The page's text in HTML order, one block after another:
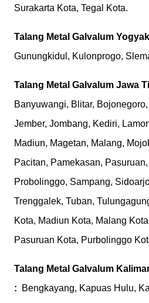
Surakarta Kota, Tegal Kota.
Talang Metal Galvalum
Gunungkidul, Kulonprogo,
Talang Metal Galvalum Jawa
Banyuwangi, Blitar,
Jember, Jombang, Kediri,
Madiun, Magetan, Malang,
Pacitan, Pamekasan,
Probolinggo, Sampang,
Trenggalek, Tuban,
Kota, Madiun Kota, Malang
Pasuruan Kota, Purbolinggo
Talang Metal Galvalum
:
Bengkayang, Kapuas Hulu,